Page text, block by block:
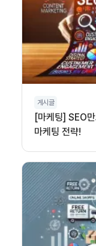
게시글
[마케팅] SEO
마케팅 전략!